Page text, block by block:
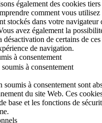
également des cookies
comment vous utilisez
stockés dans votre navigateur
avez également la
désactivation de certains de
de navigation.
à consentement
à consentement
soumis à consentement sont
du site Web. Ces
base et les fonctions de